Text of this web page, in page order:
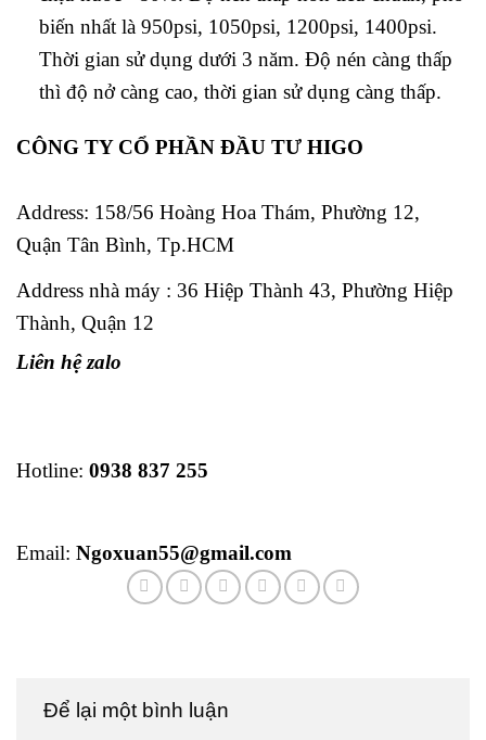
biến nhất là 950psi, 1050psi, 1200psi, 1400psi.
Thời gian sử dụng dưới 3 năm. Độ nén càng thấp
thì độ nở càng cao, thời gian sử dụng càng thấp.
CÔNG TY CỔ PHẦN ĐẦU TƯ HIGO
Address: 158/56 Hoàng Hoa Thám, Phường 12,
Quận Tân Bình, Tp.HCM
Address nhà máy : 36 Hiệp Thành 43, Phường Hiệp
Thành, Quận 12
Liên hệ zalo
Hotline: 0938 837 255
Email: Ngoxuan55@gmail.com
Để lại một bình luận